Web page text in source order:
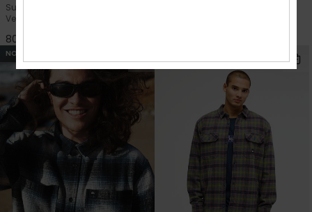
Surchemise manches longues
Vert Homme
80,00 €
NOUVEAUTÉ